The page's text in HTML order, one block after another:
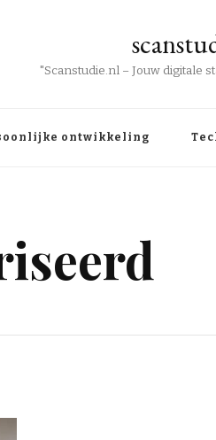
"Scanstudie.nl – Jouw digitale
ontwikkeling